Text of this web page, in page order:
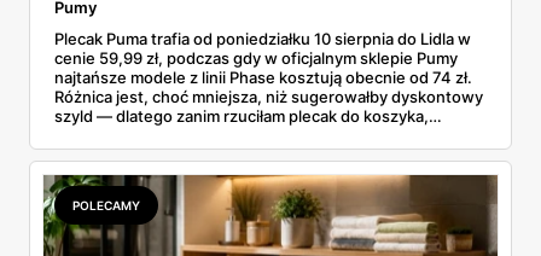
Pumy
Plecak Puma trafia od poniedziałku 10 sierpnia do Lidla w
cenie 59,99 zł, podczas gdy w oficjalnym sklepie Pumy
najtańsze modele z linii Phase kosztują obecnie od 74 zł.
Różnica jest, choć mniejsza, niż sugerowałby dyskontowy
szyld — dlatego zanim rzuciłam plecak do koszyka,
rozpiska: co dokładnie sprzedaje Lidl, ile kosztują
odpowiedniki u producenta i komu ten zakup naprawdę
się opłaci.
POLECAMY